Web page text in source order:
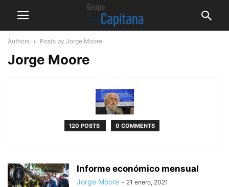
Authors Posts by Jorge Moore
Jorge Moore
120 POSTS 0 COMMENTS
Informe económico mensual
Jorge Moore - 21 enero, 2021